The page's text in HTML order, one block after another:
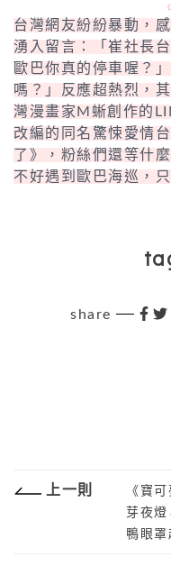
台灣網友紛紛暴動，
湧入留言：「崔社長
歐巴你真的停車喔？
嗎？」反應超熱烈，
灣漫畫家M蜥創作的
改編的同名驚悚愛情
了》，粉絲們還等什
不好遇到歐巴海巡，
share
上一則
《寶
芽夜燈
鴨眼罩